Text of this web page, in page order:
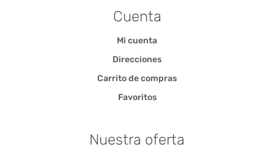
Cuenta
Mi cuenta
Direcciones
Carrito de compras
Favoritos
Nuestra oferta